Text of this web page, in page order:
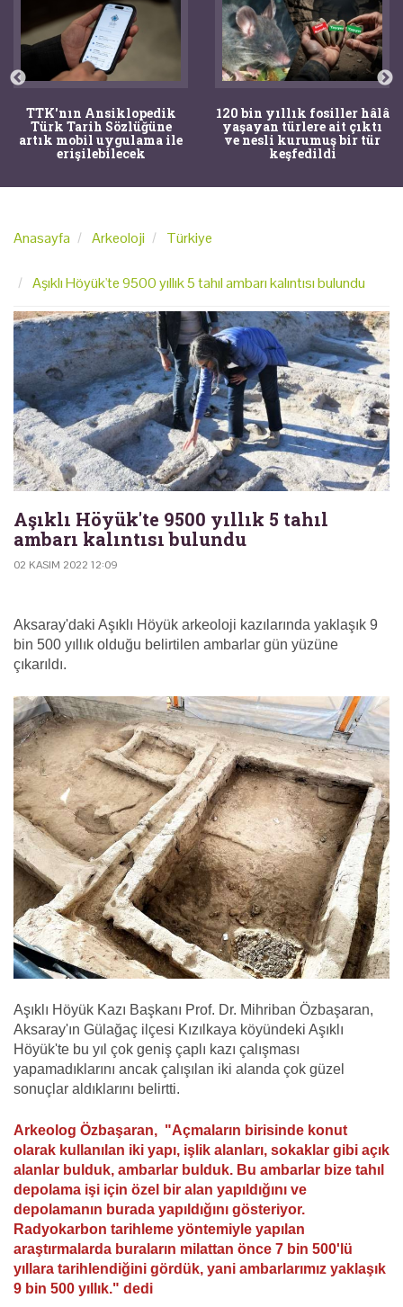
TTK'nın Ansiklopedik
Türk Tarih Sözlüğüne
artık mobil uygulama ile
erişilebilecek
120 bin yıllık fosiller hâlâ
yaşayan türlere ait çıktı
ve nesli kurumuş bir tür
keşfedildi
Anasayfa Arkeoloji Türkiye
Aşıklı Höyük'te 9500 yıllık 5 tahıl ambarı kalıntısı bulundu
Aşıklı Höyük'te 9500 yıllık 5 tahıl
ambarı kalıntısı bulundu
02 KASIM 2022 12:09
Aksaray'daki Aşıklı Höyük arkeoloji kazılarında yaklaşık 9
bin 500 yıllık olduğu belirtilen ambarlar gün yüzüne
çıkarıldı.
Aşıklı Höyük Kazı Başkanı Prof. Dr. Mihriban Özbaşaran,
Aksaray'ın Gülağaç ilçesi Kızılkaya köyündeki Aşıklı
Höyük'te bu yıl çok geniş çaplı kazı çalışması
yapamadıklarını ancak çalışılan iki alanda çok güzel
sonuçlar aldıklarını belirtti.
Arkeolog Özbaşaran, "Açmaların birisinde konut
olarak kullanılan iki yapı, işlik alanları, sokaklar gibi açık
alanlar bulduk, ambarlar bulduk. Bu ambarlar bize tahıl
depolama işi için özel bir alan yapıldığını ve
depolamanın burada yapıldığını gösteriyor.
Radyokarbon tarihleme yöntemiyle yapılan
araştırmalarda buraların milattan önce 7 bin 500'lü
yıllara tarihlendiğini gördük, yani ambarlarımız yaklaşık
9 bin 500 yıllık." dedi